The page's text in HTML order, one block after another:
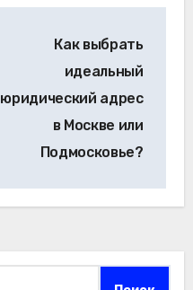
Как выбрать
идеальный
юридический адрес
в Москве или
Подмосковье?